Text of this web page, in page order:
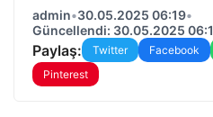
admin•30.05.2025 06:19•
Güncellendi: 30.05.2025
Paylaş: Twitter Facebook
Pinterest